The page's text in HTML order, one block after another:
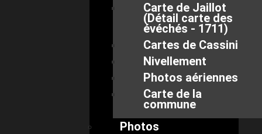
Carte de Jaillot
(Détail carte des
évéchés - 1711)
Cartes de Cassini
Nivellement
Photos aériennes
Carte de la
commune
Photos